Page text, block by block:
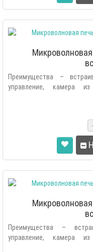
Преимущества –
управление, камера
внутренний объём,
-
Преимущества –
управление, камера
внутренний объём,